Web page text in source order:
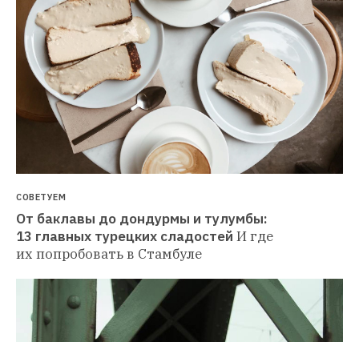
СОВЕТУЕМ
От баклавы до дондурмы и тулумбы:
13 главных турецких сладостей И где
их попробовать в Стамбуле